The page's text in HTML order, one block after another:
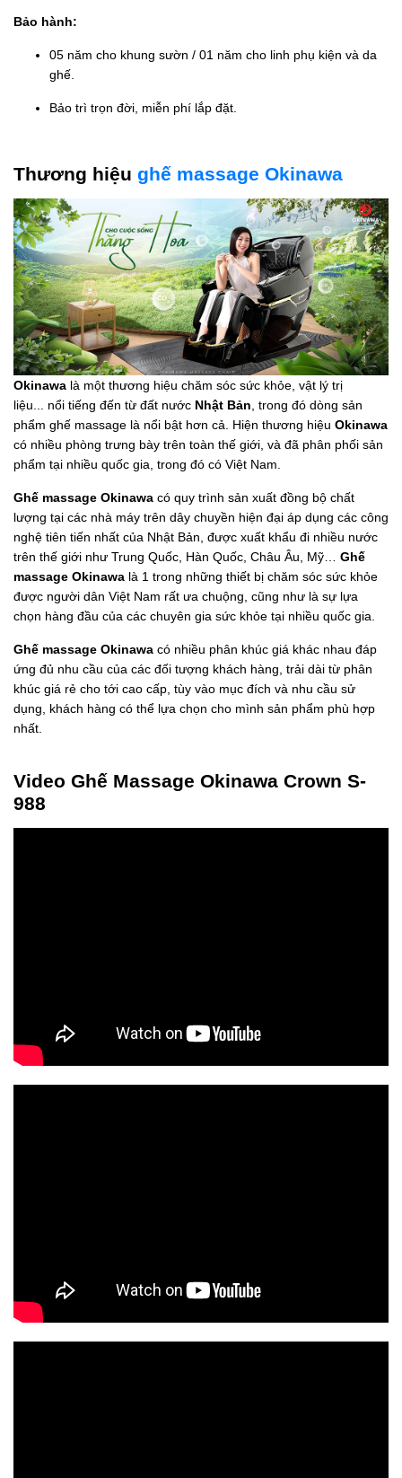
Bảo hành:
05 năm cho khung sườn / 01 năm cho linh phụ kiện và da
ghế.
Bảo trì trọn đời, miễn phí lắp đặt.
Thương hiệu ghế massage Okinawa
Okinawa là một thương hiệu chăm sóc sức khỏe, vật lý trị
liệu... nổi tiếng đến từ đất nước Nhật Bản, trong đó dòng sản
phẩm ghế massage là nổi bật hơn cả. Hiện thương hiệu Okinawa
có nhiều phòng trưng bày trên toàn thế giới, và đã phân phối sản
phẩm tại nhiều quốc gia, trong đó có Việt Nam.
Ghế massage Okinawa có quy trình sản xuất đồng bộ chất
lượng tại các nhà máy trên dây chuyền hiện đại áp dụng các công
nghệ tiên tiến nhất của Nhật Bản, được xuất khẩu đi nhiều nước
trên thế giới như Trung Quốc, Hàn Quốc, Châu Âu, Mỹ… Ghế
massage Okinawa là 1 trong những thiết bị chăm sóc sức khỏe
được người dân Việt Nam rất ưa chuộng, cũng như là sự lựa
chọn hàng đầu của các chuyên gia sức khỏe tại nhiều quốc gia.
Ghế massage Okinawa có nhiều phân khúc giá khác nhau đáp
ứng đủ nhu cầu của các đối tượng khách hàng, trải dài từ phân
khúc giá rẻ cho tới cao cấp, tùy vào mục đích và nhu cầu sử
dụng, khách hàng có thể lựa chọn cho mình sản phẩm phù hợp
nhất.
Video Ghế Massage Okinawa Crown S-
988